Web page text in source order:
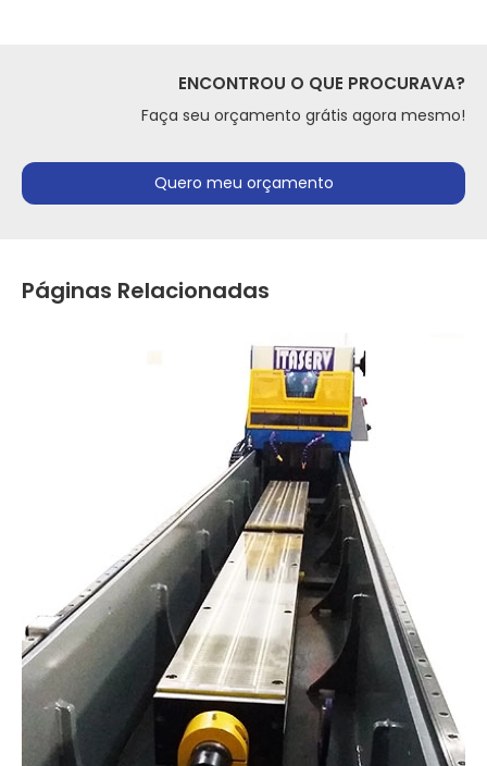
ENCONTROU O QUE PROCURAVA?
Faça seu orçamento grátis agora mesmo!
Quero meu orçamento
Páginas Relacionadas